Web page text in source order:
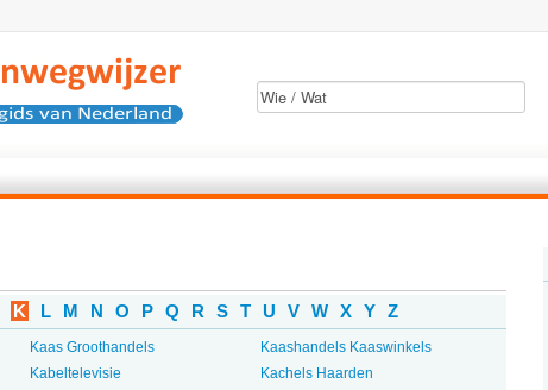
K L M N O P Q R S T U V W X Y Z
Kaas Groothandels
Kabeltelevisie
Kaashandels Kaaswinkels
Kachels Haarden